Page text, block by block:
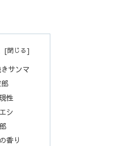
サンマ
性
シ
香り